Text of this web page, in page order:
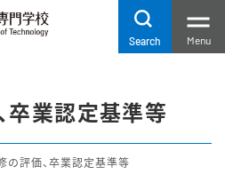
Search Menu
卒業認定基準等
の評価、卒業認定基準等